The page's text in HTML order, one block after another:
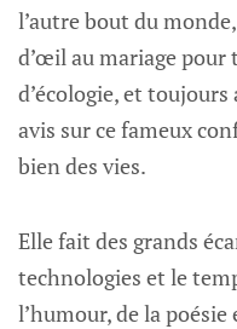
l’autre bout du
d’œil au mariage pour
d’écologie, et
avis sur ce fameux
bien des vies.
Elle fait des grands
technologies et le
l’humour, de la